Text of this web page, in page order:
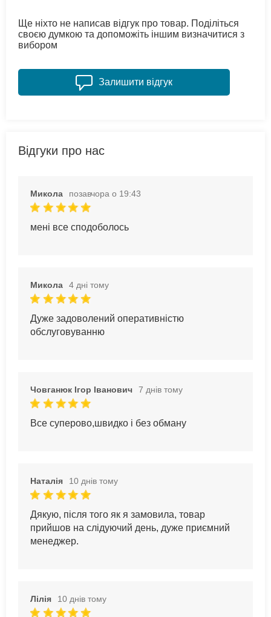
Ще ніхто не написав відгук про товар. Поділіться
своєю думкою та допоможіть іншим визначитися з
вибором
Залишити відгук
Відгуки про нас
Микола позавчора о 19:43
мені все сподоболось
Микола 4 дні тому
Дуже задоволений оперативністю
обслуговуванню
Човганюк Ігор Іванович 7 днів тому
Все суперово,швидко і без обману
Наталія 10 днів тому
Дякую, після того як я замовила, товар
прийшов на слідуючий день, дуже приємний
менеджер.
Лілія 10 днів тому